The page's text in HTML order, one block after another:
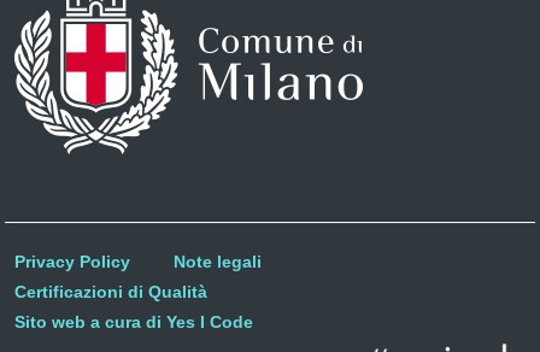
Privacy Policy
Note legali
Certificazioni di Qualità
Sito web a cura di Yes I Code